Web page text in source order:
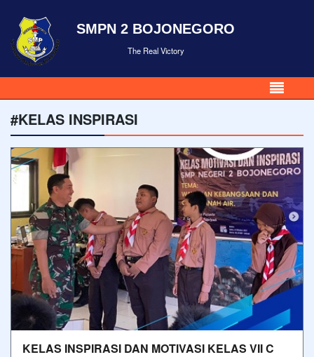
SMPN 2 BOJONEGORO
The Real Victory
#KELAS INSPIRASI
KELAS INSPIRASI DAN MOTIVASI KELAS VII C